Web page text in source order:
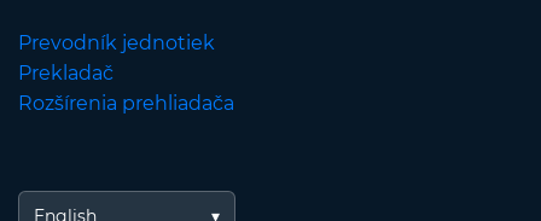
Prevodník jednotiek
Prekladač
Rozšírenia prehliadača
English